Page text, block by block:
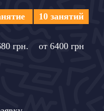
10 занятий
грн. от 6400 грн